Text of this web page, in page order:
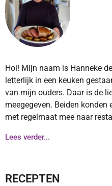
Hoi! Mijn naam is Hanneke
letterlijk in een keuken
van mijn ouders. Daar is de
meegegeven. Beiden
met regelmaat mee naar
Lees verder...
RECEPTEN